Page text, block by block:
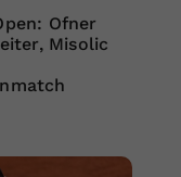
Ofner
Misolic